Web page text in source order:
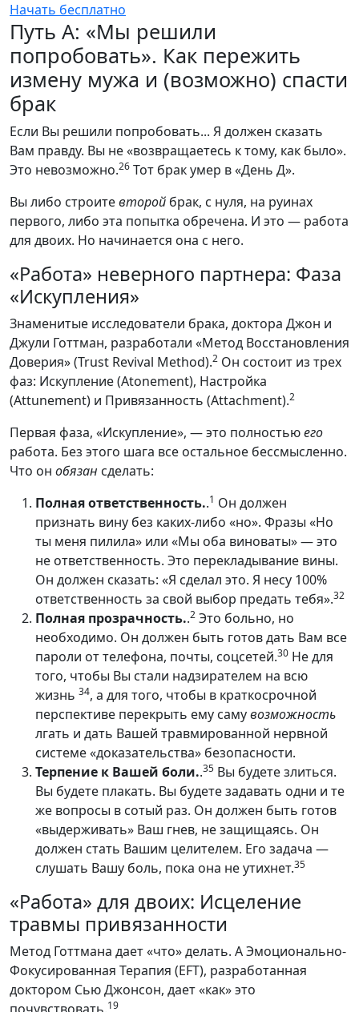
Начать бесплатно
Путь А: «Мы решили
попробовать». Как пережить
измену мужа и (возможно) спасти
брак
Если Вы решили попробовать... Я должен сказать
Вам правду. Вы не «возвращаетесь к тому, как было».
Это невозможно.26 Тот брак умер в «День Д».
Вы либо строитевторой брак, с нуля, на руинах
первого, либо эта попытка обречена. И это — работа
для двоих. Но начинается она с него.
«Работа» неверного партнера: Фаза
«Искупления»
Знаменитые исследователи брака, доктора Джон и
Джули Готтман, разработали «Метод Восстановления
Доверия» (Trust Revival Method).2 Он состоит из трех
фаз: Искупление (Atonement), Настройка
(Attunement) и Привязанность (Attachment).2
Первая фаза, «Искупление», — это полностьюего
работа. Без этого шага все остальное бессмысленно.
Что он обязан сделать:
Полная ответственность..1 Он должен
признать вину без каких-либо «но». Фразы «Но
ты меня пилила» или «Мы оба виноваты» — это
не ответственность. Это перекладывание вины.
Он должен сказать: «Я сделал это. Я несу 100%
ответственность за свой выбор предать тебя».32
Полная прозрачность..2 Это больно, но
необходимо. Он должен быть готов дать Вам все
пароли от телефона, почты, соцсетей.30 Не для
того, чтобы Вы стали надзирателем на всю
жизнь 34, а для того, чтобы в краткосрочной
перспективе перекрыть ему самувозможность
лгать и дать Вашей травмированной нервной
системе «доказательства» безопасности.
Терпение к Вашей боли..35 Вы будете злиться.
Вы будете плакать. Вы будете задавать одни и те
же вопросы в сотый раз. Он должен быть готов
«выдерживать» Ваш гнев, не защищаясь. Он
должен стать Вашим целителем. Его задача —
слушать Вашу боль, пока она не утихнет.35
«Работа» для двоих: Исцеление
травмы привязанности
Метод Готтмана дает «что» делать. А Эмоционально-
Фокусированная Терапия (EFT), разработанная
доктором Сью Джонсон, дает «как» это
19